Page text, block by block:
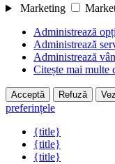
Marketing
Administrează
Administrează
Administrează
Citește mai multe
Acceptă Refuză
preferințele
{title}
{title}
{title}